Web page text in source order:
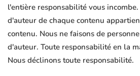
l'entière responsabilité vous
d'auteur de chaque contenu
contenu. Nous ne faisons de
d'auteur. Toute responsabilité en la
Nous déclinons toute responsabilité.